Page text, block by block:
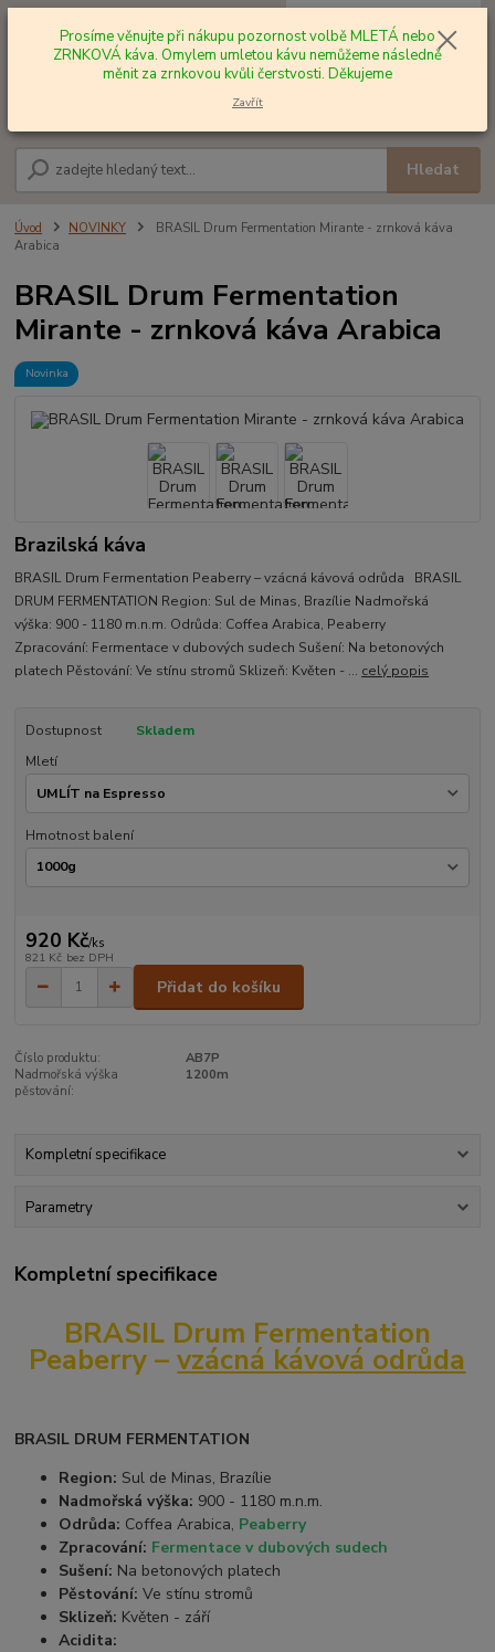
Hledat
+420 602 577 209 za0,00 Kč
Úvod NOVINKY
BRASIL Drum Fermentation Mirante - zrnková káva
Arabica
BRASIL Drum Fermentation
Mirante - zrnková káva Arabica
Novinka
Brazilská káva
BRASIL Drum Fermentation Peaberry – vzácná kávová odrůda BRASIL
DRUM FERMENTATION Region: Sul de Minas, Brazílie Nadmořská
výška: 900 - 1180 m.n.m. Odrůda: Coffea Arabica, Peaberry
Zpracování: Fermentace v dubových sudech Sušení: Na betonových
platech Pěstování: Ve stínu stromů Sklizeň: Květen - ... celý popis
Dostupnost
Skladem
Mletí
Hmotnost balení
920 Kč/ks
821 Kč bez DPH
Přidat do košíku
Číslo produktu:
AB7P
Nadmořská výška
pěstování:
1200m
Kompletní specifikace
Parametry
Kompletní specifikace
BRASIL Drum Fermentation
Peaberry –vzácná kávová odrůda
BRASIL DRUM FERMENTATION
Region: Sul de Minas, Brazílie
Nadmořská výška: 900 - 1180 m.n.m.
Odrůda: Coffea Arabica, Peaberry
Zpracování: Fermentace v dubových sudech
Sušení: Na betonových platech
Pěstování: Ve stínu stromů
Sklizeň: Květen - září
Acidita:
Prosíme věnujte při nákupu pozornost volbě MLETÁ nebo
ZRNKOVÁ káva. Omylem umletou kávu nemůžeme následně
měnit za zrnkovou kvůli čerstvosti. Děkujeme
Zavřít